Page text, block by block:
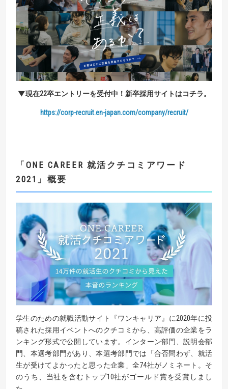
▼現在22卒エントリーを受付中！新卒採用サイトはコチラ。
https://corp-recruit.en-japan.com/company/recruit/
「 ONE CAREER 就活クチコミアワード
2021 」概要
学生のための就職活動サイト『ワンキャリア』に2020年に投
稿された採用イベントへのクチコミから、高評価の企業をラ
ンキング形式で公開しています。インターン部門、説明会部
門、本選考部門があり、本選考部門では「合否問わず、就活
生が受けてよかったと思った企業」全74社がノミネート。そ
のうち、当社を含むトップ10社がゴールド賞を受賞しまし